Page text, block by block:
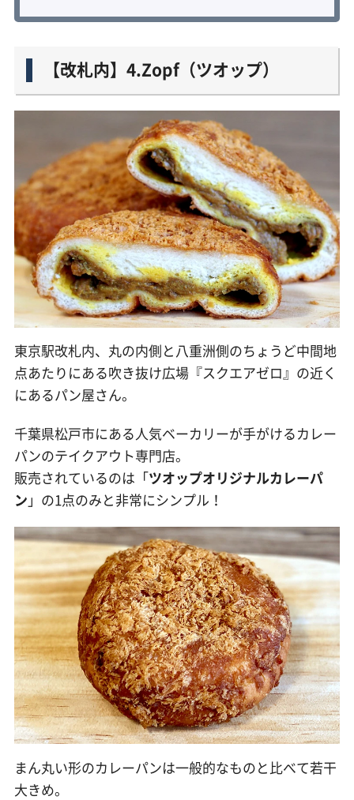
【改札内】4.Zopf（ツオップ）
東京駅改札内、丸の内側と八重洲側のちょうど中間地
点あたりにある吹き抜け広場『スクエアゼロ』の近く
にあるパン屋さん。
千葉県松戸市にある人気ベーカリーが手がけるカレー
パンのテイクアウト専門店。
販売されているのは「ツオップオリジナルカレーパ
ン 」の1点のみと非常にシンプル！
まん丸い形のカレーパンは一般的なものと比べて若干
大きめ。